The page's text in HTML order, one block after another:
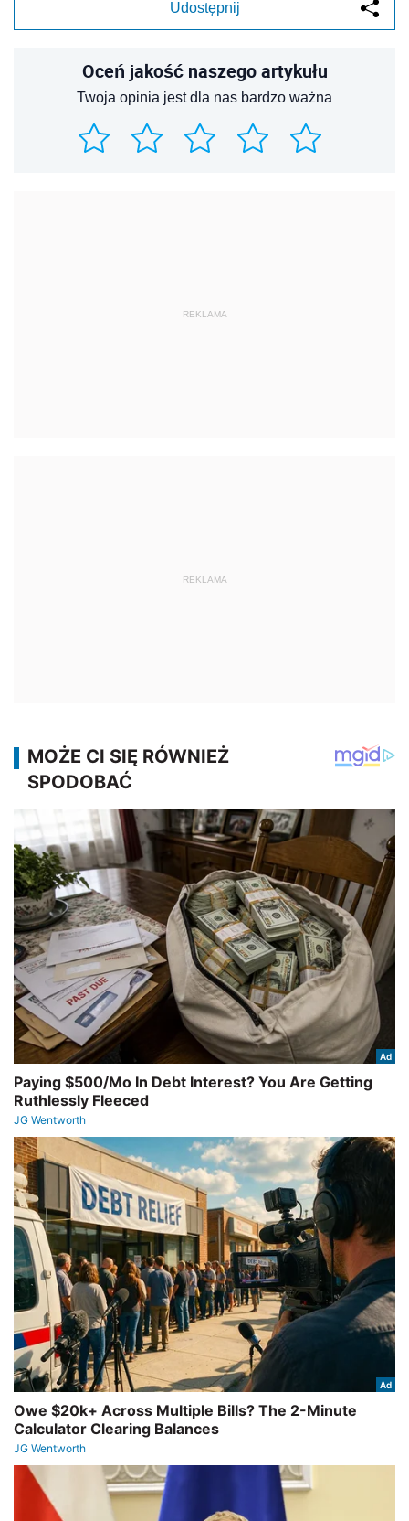
Udostępnij
Oceń jakość naszego artykułu
Twoja opinia jest dla nas bardzo ważna
REKLAMA
REKLAMA